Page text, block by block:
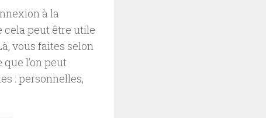
à la
cela peut être utile
vous faites selon
l’on peut
: personnelles,